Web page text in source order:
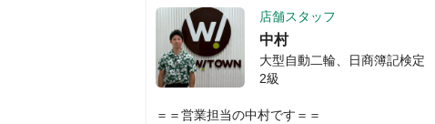
店舗スタッフ
中村
大型自動二輪、日商簿記検定
2級
＝＝営業担当の中村です＝＝